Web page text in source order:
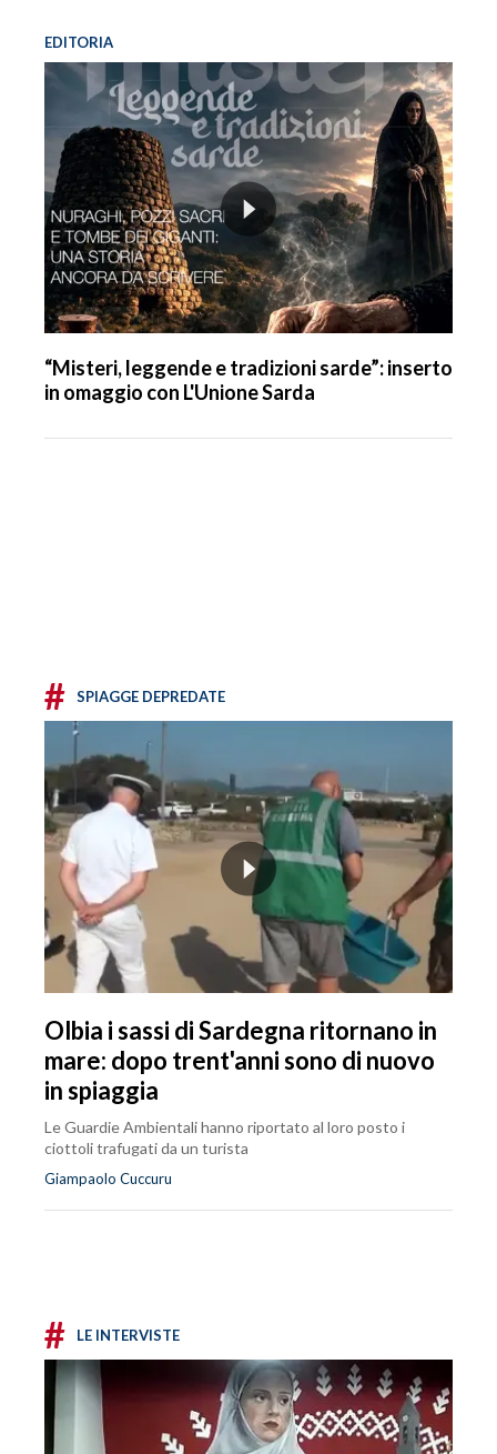
EDITORIA
“Misteri, leggende e tradizioni sarde”: inserto
in omaggio con L'Unione Sarda
# SPIAGGE DEPREDATE
Olbia i sassi di Sardegna ritornano in
mare: dopo trent'anni sono di nuovo
in spiaggia
Le Guardie Ambientali hanno riportato al loro posto i
ciottoli trafugati da un turista
Giampaolo Cuccuru
# LE INTERVISTE